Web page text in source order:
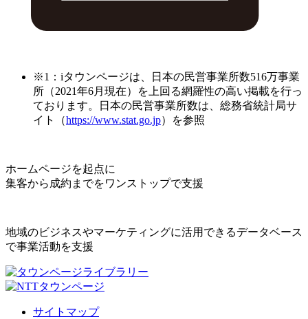
※1：iタウンページは、日本の民営事業所数516万事業
所（2021年6月現在）を上回る網羅性の高い掲載を行っ
ております。日本の民営事業所数は、総務省統計局サ
イト（https://www.stat.go.jp）を参照
ホームページを起点に
集客から成約までをワンストップで支援
地域のビジネスやマーケティングに活用できるデータベース
で事業活動を支援
サイトマップ